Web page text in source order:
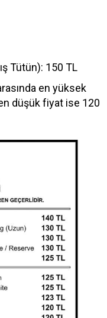
Tütün): 150 TL
en yüksek
düşük fiyat ise 120